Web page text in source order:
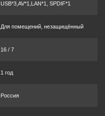
USB*3,AV*1,LAN*1, SPDIF*1
Для помещений, незащищённый
16 / 7
1 год
Россия